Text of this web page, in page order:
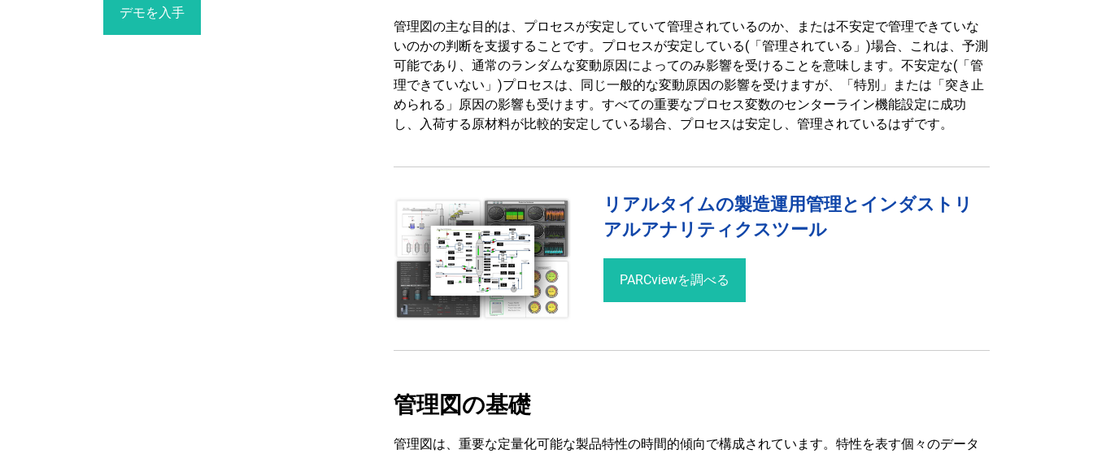
管理図の主な目的は、プロセスが安定していて管理されているのか、または不安定で管理できていな
いのかの判断を支援することです。プロセスが安定している(「管理されている」)場合、これは、予測
可能であり、通常のランダムな変動原因によってのみ影響を受けることを意味します。不安定な(「管
理できていない」)プロセスは、同じ一般的な変動原因の影響を受けますが、「特別」または「突き止
められる」原因の影響も受けます。すべての重要なプロセス変数のセンターライン機能設定に成功
し、入荷する原材料が比較的安定している場合、プロセスは安定し、管理されているはずです。
リアルタイムの製造運用管理とインダストリ
アルアナリティクスツール
PARCviewを調べる
管理図の基礎
管理図は、重要な定量化可能な製品特性の時間的傾向で構成されています。特性を表す個々のデータ
デモを入手